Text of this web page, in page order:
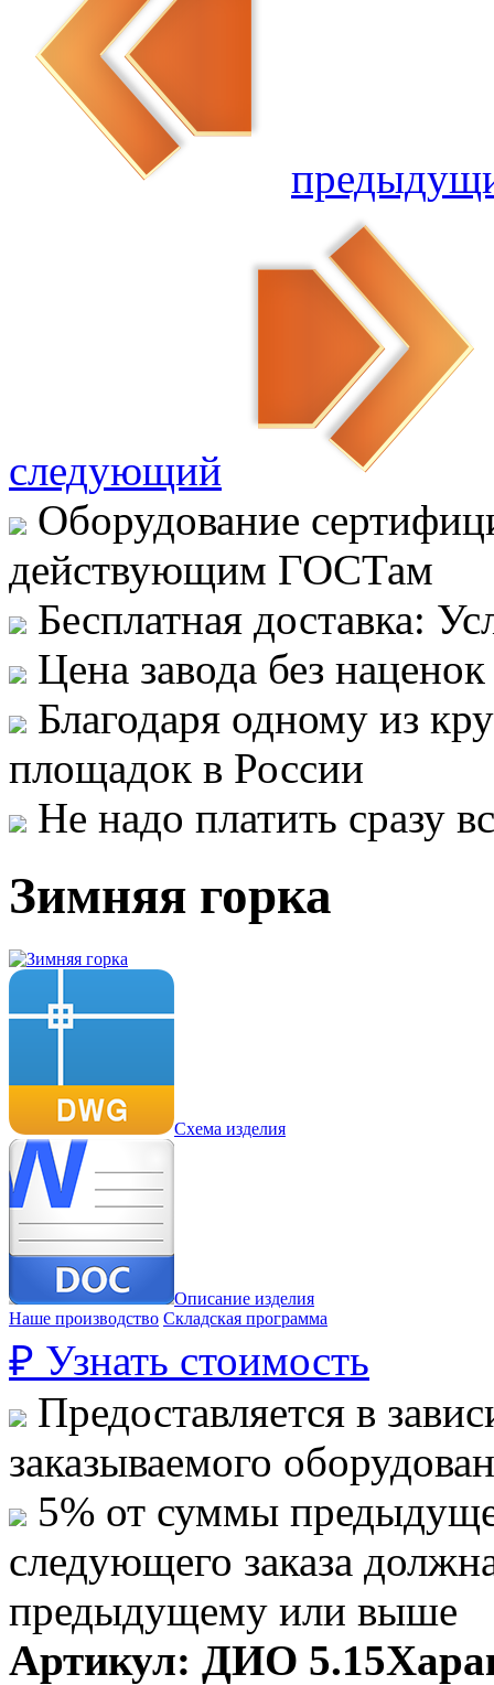
следующий
Оборудование
действующим ГОСТам
Бесплатная доставка:
Цена завода без
Благодаря одному из
площадок в России
Не надо платить сразу
Зимняя горка
Схема изделия
Описание изделия
Наше производство Складская программа
₽ Узнать стоимость
Предоставляется в
заказываемого
5% от суммы
следующего заказа
предыдущему или выше
Артикул: ДИО 5.15